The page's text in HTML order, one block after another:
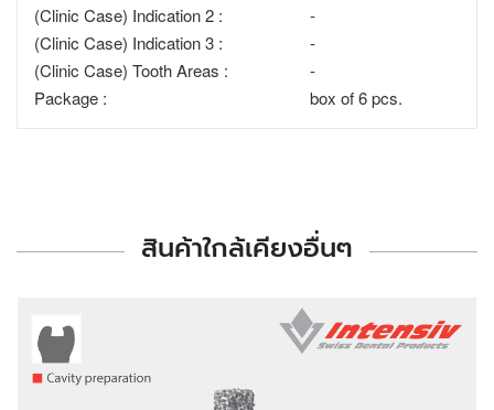
(Clinic Case) Indication 2 :
-
(Clinic Case) Indication 3 :
-
(Clinic Case) Tooth Areas :
-
Package :
box of 6 pcs.
สินค้าใกล้เคียงอื่นๆ